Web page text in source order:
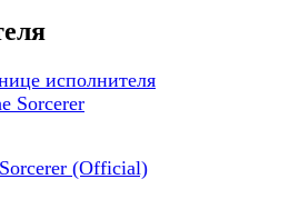
исполнителя
(Official)